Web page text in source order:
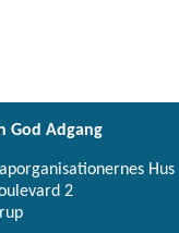
God Adgang
Hus
2